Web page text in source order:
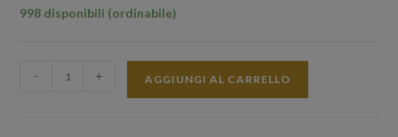
998 disponibili (ordinabile)
- + AGGIUNGI AL CARRELLO